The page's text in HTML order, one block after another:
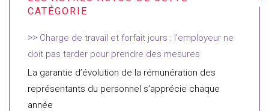
Charge de travail et forfait jours : l’employeur ne
doit pas tarder pour prendre des mesures
La garantie d’évolution de la rémunération des
représentants du personnel s’apprécie chaque
année